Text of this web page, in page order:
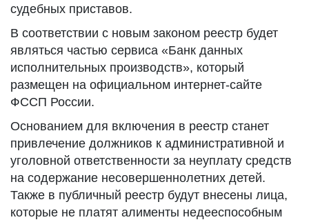
судебных приставов.
В соответствии с новым законом реестр будет
являться частью сервиса «Банк данных
исполнительных производств», который
размещен на официальном интернет-сайте
ФССП России.
Основанием для включения в реестр станет
привлечение должников к административной и
уголовной ответственности за неуплату средств
на содержание несовершеннолетних детей.
Также в публичный реестр будут внесены лица,
которые не платят алименты недееспособным